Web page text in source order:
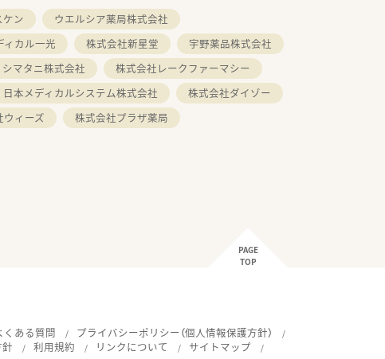
ン
ウエルシア薬局株式会社
ィカル一光 株式会社新星堂
宇野薬品株式会社
シマタニ株式会社
株式会社レークファーマシー
日本メディカルシステム株式会社
株式会社ダイゾー
ィーズ 株式会社プラザ薬局
PAGE
TOP
くある質問
プライバシーポリシー（個人情報保護方針）
利用規約 リンクについて
サイトマップ